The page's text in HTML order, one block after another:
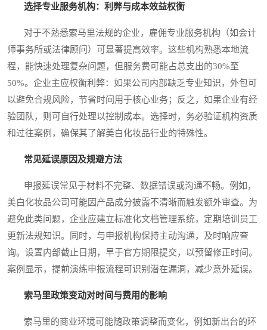
选择专业服务机构：利弊与成本效益权衡
对于不熟悉索马里法规的企业，雇佣专业服务机构（如会计
师事务所或法律顾问）可显著提高效率。这些机构熟悉本地流
程，能快速处理复杂问题，但服务费可能占总支出的30%至
50%。企业主应权衡利弊：如果公司内部缺乏专业知识，外包可
以避免合规风险，节省时间用于核心业务；反之，如果企业有经
验团队，则可自行处理以控制成本。选择时，务必验证机构资质
和过往案例，确保其了解美白化妆品行业的特殊性。
常见延误原因及规避方法
申报延误常见于材料不完整、数据错误或沟通不畅。例如，
美白化妆品公司可能因产品成分披露不清晰而触发额外审查。为
避免此类问题，企业应建立标准化文档管理系统，定期培训员工
更新法规知识。同时，与申报机构保持主动沟通，及时响应查
询。设置内部截止日期，早于官方期限提交，以预留修正时间。
案例显示，提前演练申报流程可识别潜在漏洞，减少意外延误。
索马里政策变动对时间与费用的影响
索马里的商业环境可能随政策调整而变化，例如新出台的环